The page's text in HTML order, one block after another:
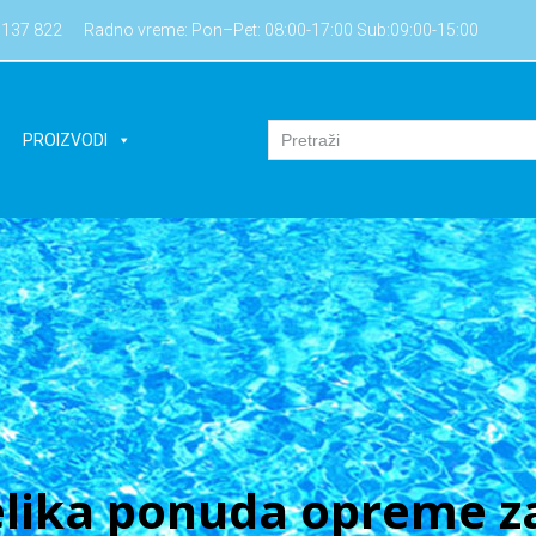
822 Radno vreme: Pon–Pet: 08:00-17:00 Sub:09:00-15:00
PROIZVODI
ponuda opreme